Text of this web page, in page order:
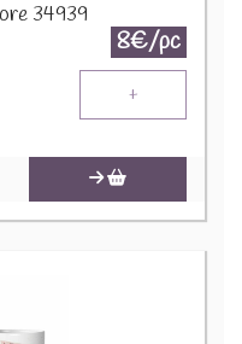
34939
8€/pc
+